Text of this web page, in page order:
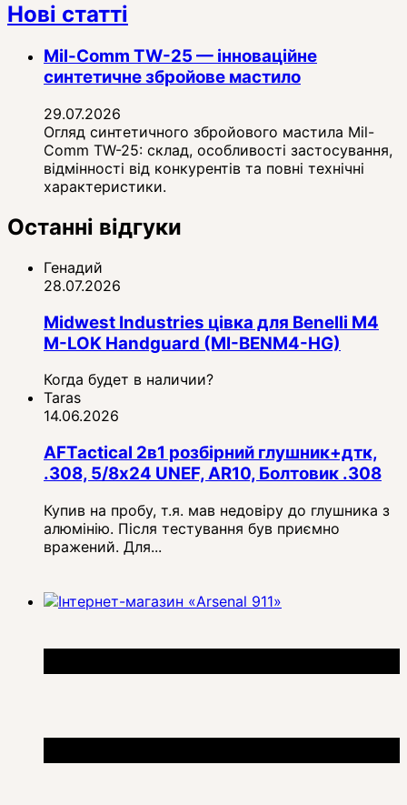
Нові статті
Mil-Comm TW-25 — інноваційне
синтетичне збройове мастило
29.07.2026
Огляд синтетичного збройового мастила Mil-
Comm TW-25: склад, особливості застосування,
відмінності від конкурентів та повні технічні
характеристики.
Останні відгуки
Генадий
28.07.2026
Midwest Industries цівка для Benelli M4
M-LOK Handguard (MI-BENM4-HG)
Когда будет в наличии?
Taras
14.06.2026
AFTactical 2в1 розбірний глушник+дтк,
.308, 5/8x24 UNEF, AR10, Болтовик .308
Купив на пробу, т.я. мав недовіру до глушника з
алюмінію. Після тестування був приємно
вражений. Для...